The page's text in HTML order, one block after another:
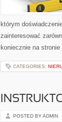
którym
zainteresować
koniecznie na
CATEGORIES:
POSTED BY ADMIN